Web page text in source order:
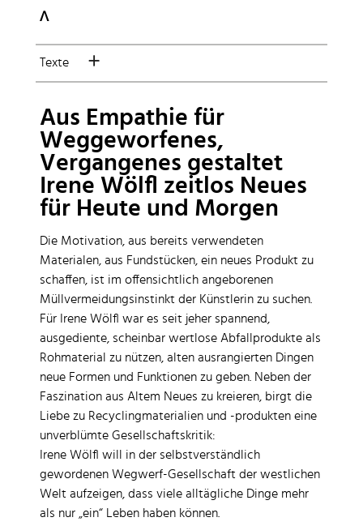
ᐱ
Texte
Aus Empathie für
Weggeworfenes,
Vergangenes gestaltet
Irene Wölfl zeitlos Neues
für Heute und Morgen
Die Motivation, aus bereits verwendeten
Materialen, aus Fundstücken, ein neues Produkt zu
schaffen, ist im offensichtlich angeborenen
Müllvermeidungsinstinkt der Künstlerin zu suchen.
Für Irene Wölfl war es seit jeher spannend,
ausgediente, scheinbar wertlose Abfallprodukte als
Rohmaterial zu nützen, alten ausrangierten Dingen
neue Formen und Funktionen zu geben. Neben der
Faszination aus Altem Neues zu kreieren, birgt die
Liebe zu Recyclingmaterialien und -produkten eine
unverblümte Gesellschaftskritik:
Irene Wölfl will in der selbstverständlich
gewordenen Wegwerf-Gesellschaft der westlichen
Welt aufzeigen, dass viele alltägliche Dinge mehr
als nur „ein“ Leben haben können.